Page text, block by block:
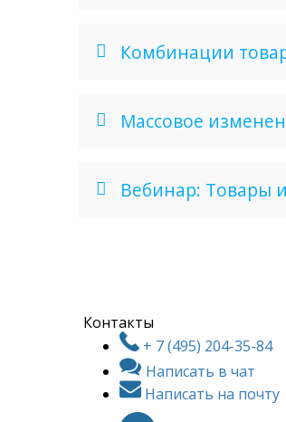
Комбинации
Массовое
Вебинар: Товары и
Контакты
+ 7 (495) 204-35-84
Написать в чат
Написать на почту